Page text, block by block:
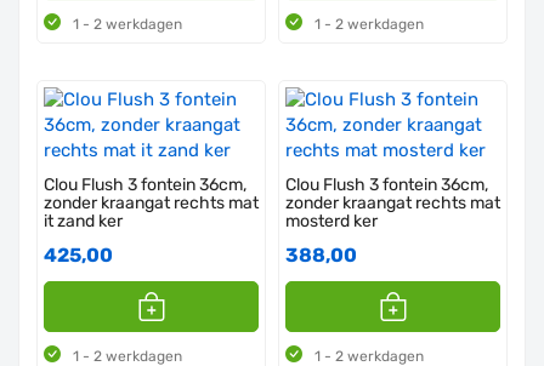
1 - 2 werkdagen 1 - 2 werkdagen
Clou Flush 3 fontein 36cm,
zonder kraangat rechts mat
it zand ker
425,00
1 - 2 werkdagen
Clou Flush 3 fontein 36cm,
zonder kraangat rechts mat
mosterd ker
388,00
1 - 2 werkdagen